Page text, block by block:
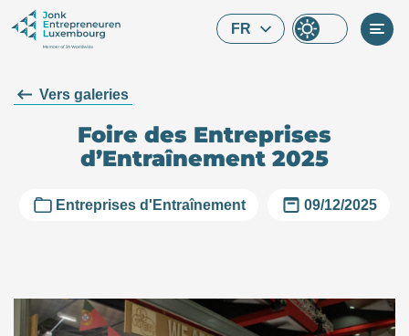
FR
Vers galeries
Foire des Entreprises
d’Entraînement 2025
Entreprises d'Entraînement 09/12/2025